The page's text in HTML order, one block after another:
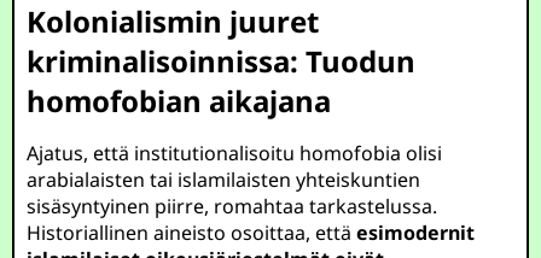
Kolonialismin juuret
kriminalisoinnissa: Tuodun
homofobian aikajana
Ajatus, että institutionalisoitu homofobia olisi
arabialaisten tai islamilaisten yhteiskuntien
sisäsyntyinen piirre, romahtaa tarkastelussa.
Historiallinen aineisto osoittaa, ettäesimodernit